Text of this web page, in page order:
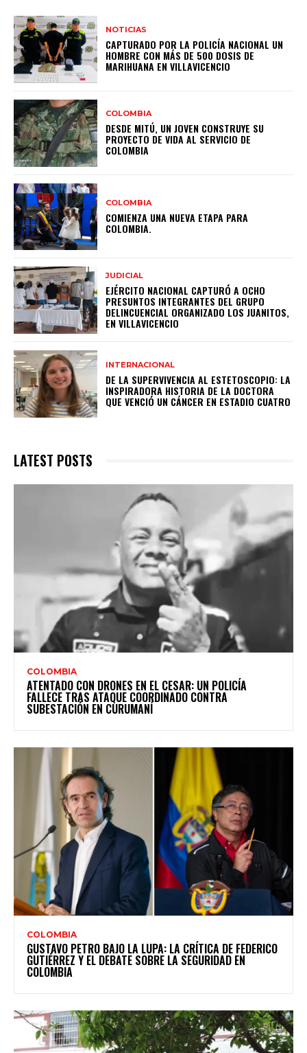
NOTICIAS
CAPTURADO POR LA POLICÍA NACIONAL UN
HOMBRE CON MÁS DE 500 DOSIS DE
MARIHUANA EN VILLAVICENCIO
COLOMBIA
DESDE MITÚ, UN JOVEN CONSTRUYE SU
PROYECTO DE VIDA AL SERVICIO DE
COLOMBIA
COLOMBIA
COMIENZA UNA NUEVA ETAPA PARA
COLOMBIA.
JUDICIAL
EJÉRCITO NACIONAL CAPTURÓ A OCHO
PRESUNTOS INTEGRANTES DEL GRUPO
DELINCUENCIAL ORGANIZADO LOS JUANITOS,
EN VILLAVICENCIO
INTERNACIONAL
DE LA SUPERVIVENCIA AL ESTETOSCOPIO: LA
INSPIRADORA HISTORIA DE LA DOCTORA
QUE VENCIÓ UN CÁNCER EN ESTADIO CUATRO
LATEST POSTS
COLOMBIA
ATENTADO CON DRONES EN EL CESAR: UN POLICÍA
FALLECE TRAS ATAQUE COORDINADO CONTRA
SUBESTACIÓN EN CURUMANÍ
COLOMBIA
GUSTAVO PETRO BAJO LA LUPA: LA CRÍTICA DE FEDERICO
GUTIÉRREZ Y EL DEBATE SOBRE LA SEGURIDAD EN
COLOMBIA